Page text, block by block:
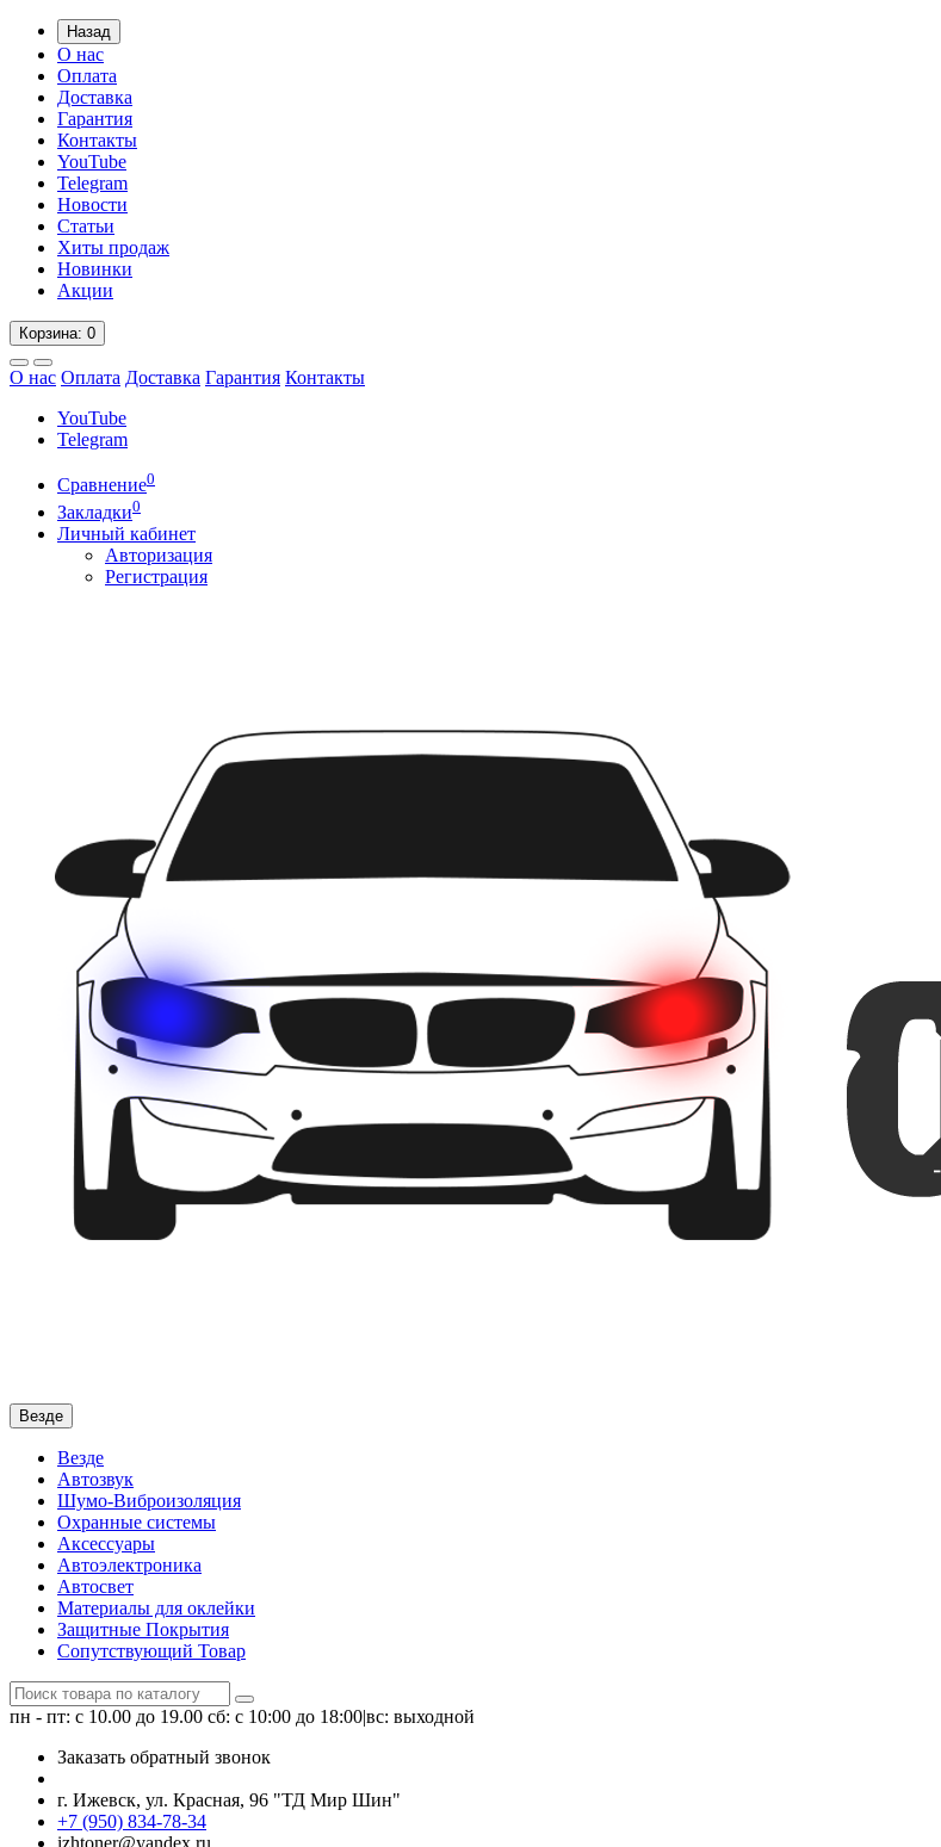
Назад
О нас
Оплата
Доставка
Гарантия
Контакты
YouTube
Telegram
Новости
Статьи
Хиты продаж
Новинки
Акции
Корзина: 0
О нас Оплата Доставка Гарантия Контакты
YouTube
Telegram
Сравнение0
Закладки0
Личный кабинет
Авторизация
Регистрация
Везде
Везде
Автозвук
Шумо-Виброизоляция
Охранные системы
Аксессуары
Автоэлектроника
Автосвет
Материалы для оклейки
Защитные Покрытия
Сопутствующий Товар
пн - пт: с 10.00 до 19.00 сб: с 10:00 до 18:00|вс: выходной
Заказать обратный звонок
г. Ижевск, ул. Красная, 96 "ТД Мир Шин"
+7 (950) 834-78-34
izhtoner@yandex.ru